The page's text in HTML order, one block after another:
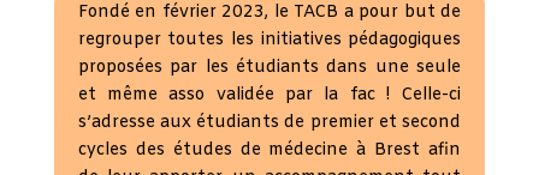
Fondé en février 2023, le TACB a pour but de
regrouper toutes les initiatives pédagogiques
proposées par les étudiants dans une seule
et même asso validée par la fac ! Celle-ci
s’adresse aux étudiants de premier et second
cycles des études de médecine à Brest afin